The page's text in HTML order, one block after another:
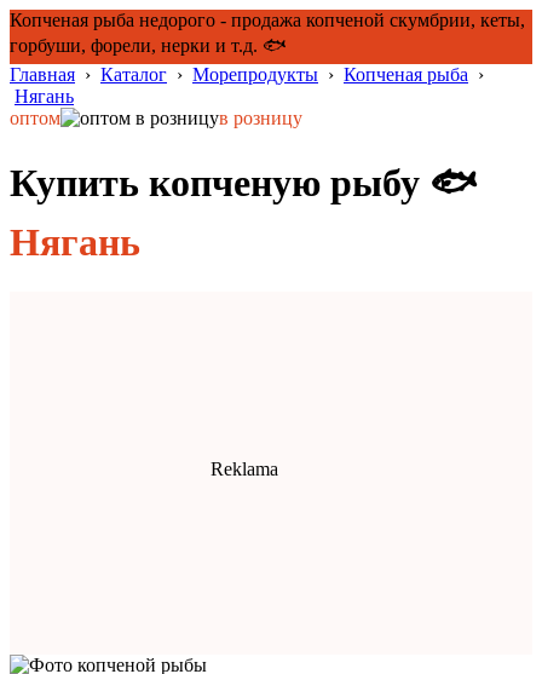
Копченая рыба недорого - продажа копченой скумбрии, кеты,
горбуши, форели, нерки и т.д. 🐟
Главная › Каталог › Морепродукты › Копченая рыба ›
Нягань
оптом
в розницу
Купить копченую рыбу 🐟
Нягань